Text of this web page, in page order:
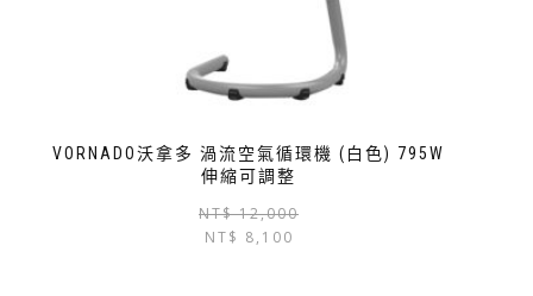
VORNADO沃拿多 渦流空氣循環機 (白色) 795W
伸縮可調整
NT$12,000
NT$ 8,100